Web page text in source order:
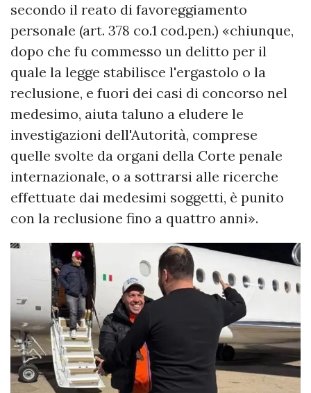
secondo il reato di favoreggiamento
personale (art. 378 co.1 cod.pen.) «chiunque,
dopo che fu commesso un delitto per il
quale la legge stabilisce l'ergastolo o la
reclusione, e fuori dei casi di concorso nel
medesimo, aiuta taluno a eludere le
investigazioni dell'Autorità, comprese
quelle svolte da organi della Corte penale
internazionale, o a sottrarsi alle ricerche
effettuate dai medesimi soggetti, è punito
con la reclusione fino a quattro anni».